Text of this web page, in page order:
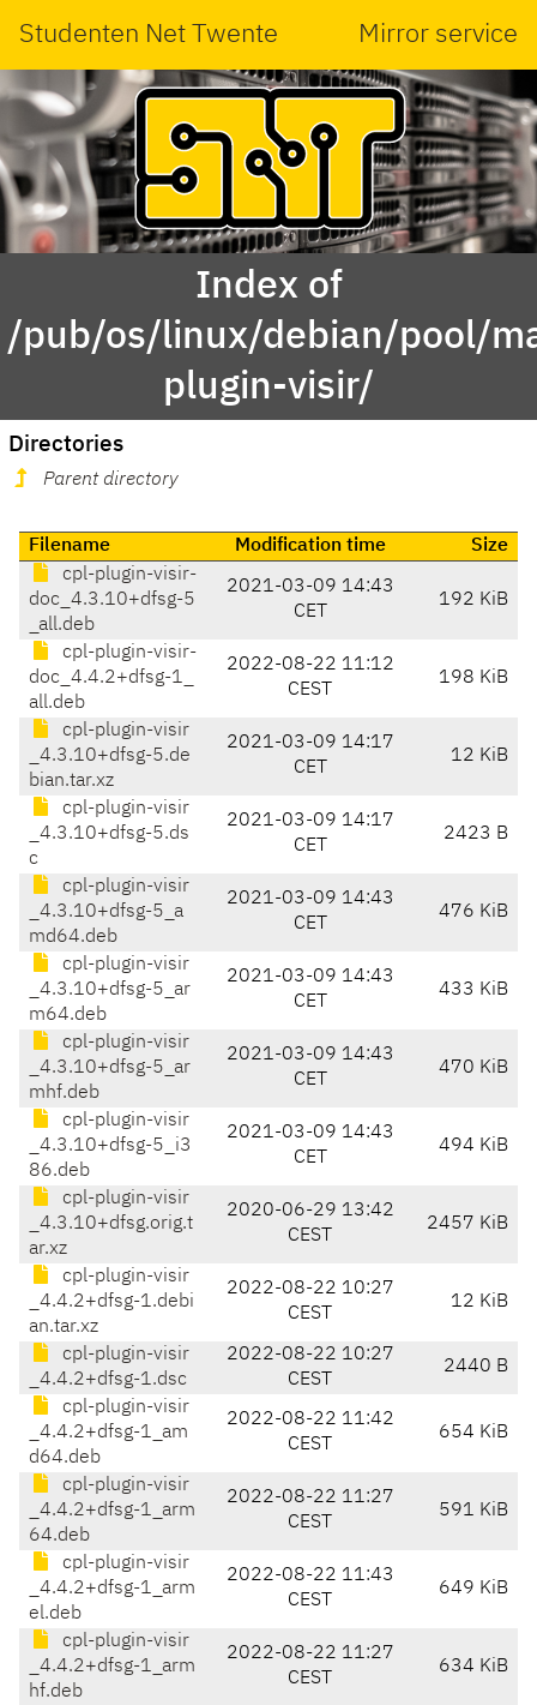
Studenten Net Twente Mirror service
Index of
/pub/os/linux/debian/pool/
plugin-visir/
Directories
Parent directory
Filename Modification time
Size
cpl-plugin-visir-
doc_4.3.10+dfsg-5
_all.deb
2021-03-09 14:43
CET
192 KiB
cpl-plugin-visir-
doc_4.4.2+dfsg-1_
all.deb
2022-08-22 11:12
CEST
198 KiB
cpl-plugin-visir
_4.3.10+dfsg-5.de
bian.tar.xz
2021-03-09 14:17
CET
12 KiB
cpl-plugin-visir
_4.3.10+dfsg-5.ds
c
2021-03-09 14:17
CET
2423 B
cpl-plugin-visir
_4.3.10+dfsg-5_a
md64.deb
2021-03-09 14:43
CET
476 KiB
cpl-plugin-visir
_4.3.10+dfsg-5_ar
m64.deb
2021-03-09 14:43
CET
433 KiB
cpl-plugin-visir
_4.3.10+dfsg-5_ar
mhf.deb
2021-03-09 14:43
CET
470 KiB
cpl-plugin-visir
_4.3.10+dfsg-5_i3
86.deb
2021-03-09 14:43
CET
494 KiB
cpl-plugin-visir
_4.3.10+dfsg.orig.t
ar.xz
2020-06-29 13:42
CEST
2457 KiB
cpl-plugin-visir
_4.4.2+dfsg-1.debi
an.tar.xz
2022-08-22 10:27
CEST
12 KiB
cpl-plugin-visir
_4.4.2+dfsg-1.dsc
2022-08-22 10:27
CEST
2440 B
cpl-plugin-visir
_4.4.2+dfsg-1_am
d64.deb
2022-08-22 11:42
CEST
654 KiB
cpl-plugin-visir
_4.4.2+dfsg-1_arm
64.deb
2022-08-22 11:27
CEST
591 KiB
cpl-plugin-visir
_4.4.2+dfsg-1_arm
el.deb
2022-08-22 11:43
CEST
649 KiB
cpl-plugin-visir
_4.4.2+dfsg-1_arm
hf.deb
2022-08-22 11:27
CEST
634 KiB